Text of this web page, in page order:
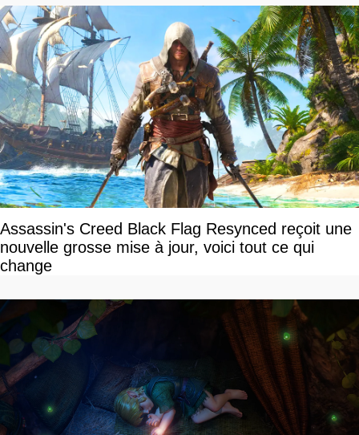
Assassin's Creed Black Flag Resynced reçoit une
nouvelle grosse mise à jour, voici tout ce qui
change